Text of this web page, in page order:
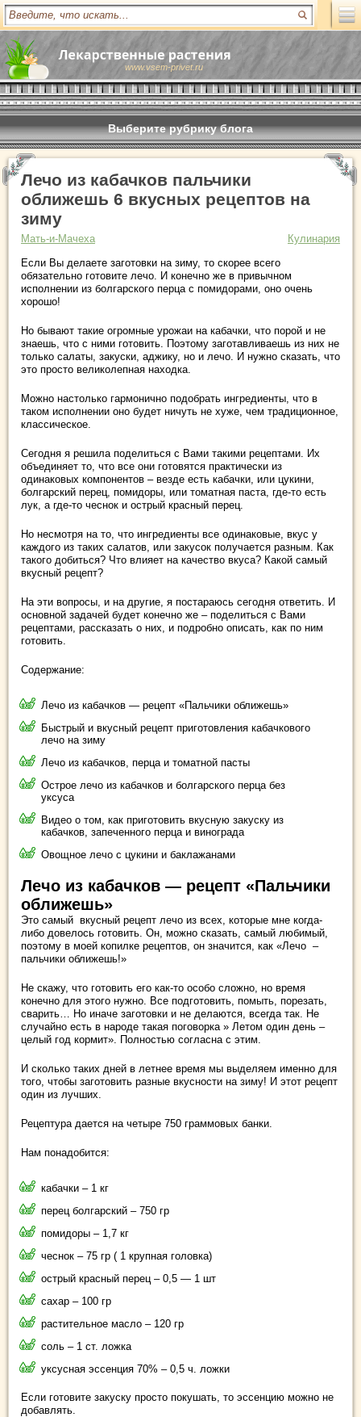
www.vsem-privet.ru
Выберите рубрику блога
Лечо из кабачков пальчики
оближешь 6 вкусных рецептов на
зиму
Мать-и-Мачеха
Кулинария
Если Вы делаете заготовки на зиму, то скорее всего
обязательно готовите лечо. И конечно же в привычном
исполнении из болгарского перца с помидорами, оно очень
хорошо!
Но бывают такие огромные урожаи на кабачки, что порой и не
знаешь, что с ними готовить. Поэтому заготавливаешь из них не
только салаты, закуски, аджику, но и лечо. И нужно сказать, что
это просто великолепная находка.
Можно настолько гармонично подобрать ингредиенты, что в
таком исполнении оно будет ничуть не хуже, чем традиционное,
классическое.
Сегодня я решила поделиться с Вами такими рецептами. Их
объединяет то, что все они готовятся практически из
одинаковых компонентов – везде есть кабачки, или цукини,
болгарский перец, помидоры, или томатная паста, где-то есть
лук, а где-то чеснок и острый красный перец.
Но несмотря на то, что ингредиенты все одинаковые, вкус у
каждого из таких салатов, или закусок получается разным. Как
такого добиться? Что влияет на качество вкуса? Какой самый
вкусный рецепт?
На эти вопросы, и на другие, я постараюсь сегодня ответить. И
основной задачей будет конечно же – поделиться с Вами
рецептами, рассказать о них, и подробно описать, как по ним
готовить.
Содержание:
Лечо из кабачков — рецепт «Пальчики оближешь»
Быстрый и вкусный рецепт приготовления кабачкового
лечо на зиму
Лечо из кабачков, перца и томатной пасты
Острое лечо из кабачков и болгарского перца без
уксуса
Видео о том, как приготовить вкусную закуску из
кабачков, запеченного перца и винограда
Овощное лечо с цукини и баклажанами
Лечо из кабачков — рецепт «Пальчики
оближешь»
Это самый вкусный рецепт лечо из всех, которые мне когда-
либо довелось готовить. Он, можно сказать, самый любимый,
поэтому в моей копилке рецептов, он значится, как «Лечо –
пальчики оближешь!»
Не скажу, что готовить его как-то особо сложно, но время
конечно для этого нужно. Все подготовить, помыть, порезать,
сварить… Но иначе заготовки и не делаются, всегда так. Не
случайно есть в народе такая поговорка » Летом один день –
целый год кормит». Полностью согласна с этим.
И сколько таких дней в летнее время мы выделяем именно для
того, чтобы заготовить разные вкусности на зиму! И этот рецепт
один из лучших.
Рецептура дается на четыре 750 граммовых банки.
Нам понадобится:
кабачки – 1 кг
перец болгарский – 750 гр
помидоры – 1,7 кг
чеснок – 75 гр ( 1 крупная головка)
острый красный перец – 0,5 — 1 шт
сахар – 100 гр
растительное масло – 120 гр
соль – 1 ст. ложка
уксусная эссенция 70% – 0,5 ч. ложки
Если готовите закуску просто покушать, то эссенцию можно не
добавлять.